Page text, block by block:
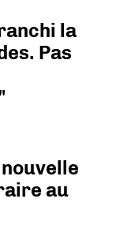
la
Pas
au